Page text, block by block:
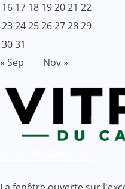
16 17 18 192021 22
23242526272829
3031
« Sep
Nov »